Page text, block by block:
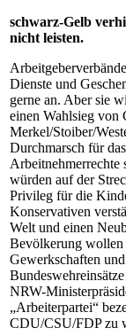
schwarz-Gelb
nicht leisten.
Dienste und
gerne an. Aber sie
einen Wahlsieg von
Merkel/Stoiber/
Durchmarsch für
Arbeitnehmerrechte
würden auf der
Privileg für die
Konservativen
Welt und einen
Bevölkerung wollen
Gewerkschaften
NRW-
„Arbeiterpartei“
CDU/CSU/FDP zu